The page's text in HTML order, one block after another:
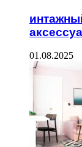
01.08.2025